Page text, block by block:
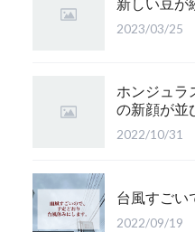
2023/03/25
ホンジュラ
の新顔が並
2022/10/31
台風すごい
2022/09/19